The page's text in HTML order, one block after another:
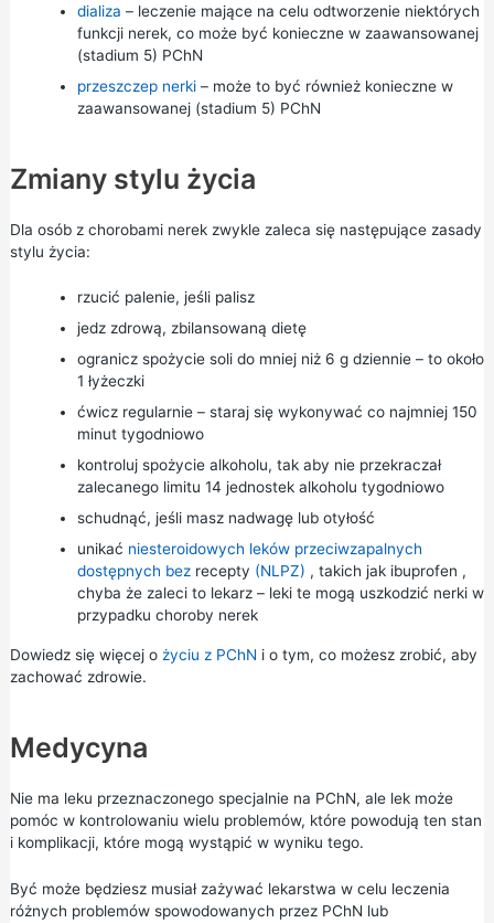
dializa – leczenie mające na celu odtworzenie niektórych
funkcji nerek, co może być konieczne w zaawansowanej
(stadium 5) PChN
przeszczep nerki– może to być również konieczne w
zaawansowanej (stadium 5) PChN
Zmiany stylu życia
Dla osób z chorobami nerek zwykle zaleca się następujące zasady
stylu życia:
rzucić palenie, jeśli palisz
jedz zdrową, zbilansowaną dietę
ogranicz spożycie solido mniej niż 6 g dziennie – to około
1 łyżeczki
ćwiczregularnie – staraj się wykonywać co najmniej 150
minut tygodniowo
kontroluj spożycie alkoholu, tak aby nie przekraczał
zalecanego limitu 14 jednostek alkoholu tygodniowo
schudnąć, jeśli masz nadwagę lub otyłość
unikać niesteroidowych leków przeciwzapalnych
dostępnych bezrecepty (NLPZ) , takich jak ibuprofen ,
chyba że zaleci to lekarz – leki te mogą uszkodzić nerki w
przypadku choroby nerek
Dowiedz się więcej o życiu z PChN i o tym, co możesz zrobić, aby
zachować zdrowie.
Medycyna
Nie ma leku przeznaczonego specjalnie na PChN, ale lek może
pomóc w kontrolowaniu wielu problemów, które powodują ten stan
i komplikacji, które mogą wystąpić w wyniku tego.
Być może będziesz musiał zażywać lekarstwa w celu leczenia
różnych problemów spowodowanych przez PChN lub